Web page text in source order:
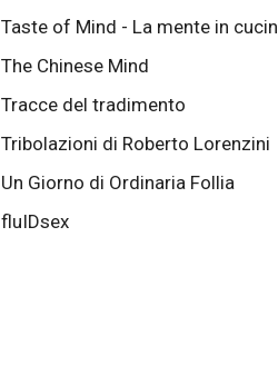
Taste of Mind - La mente in
The Chinese Mind
Tracce del tradimento
Tribolazioni di Roberto Lorenzini
Un Giorno di Ordinaria Follia
fluIDsex